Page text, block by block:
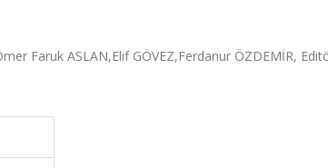
Faruk ASLAN,Elif GÖVEZ,Ferdanur ÖZDEMİR,